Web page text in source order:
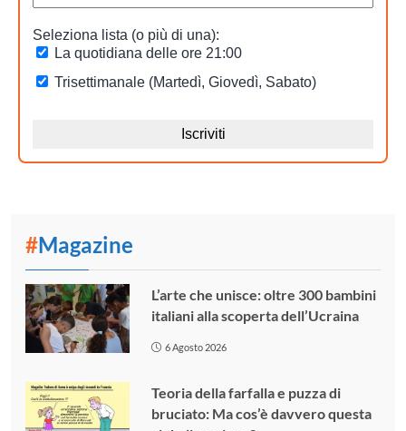
#Magazine
L’arte che unisce: oltre 300 bambini
italiani alla scoperta dell’Ucraina
6 Agosto 2026
Teoria della farfalla e puzza di
bruciato: Ma cos’è davvero questa